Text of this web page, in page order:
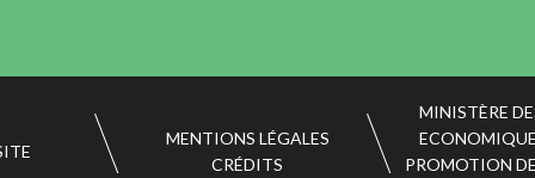
MENTIONS LÉGALES
CRÉDITS
MINISTÈRE
PROMOTION